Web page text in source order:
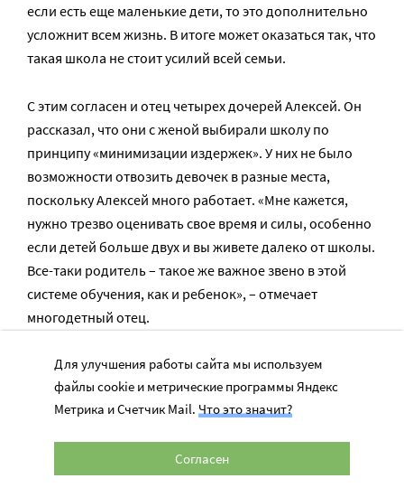
если есть еще маленькие дети, то это дополнительно
усложнит всем жизнь. В итоге может оказаться так, что
такая школа не стоит усилий всей семьи.
С этим согласен и отец четырех дочерей Алексей. Он
рассказал, что они с женой выбирали школу по
принципу «минимизации издержек». У них не было
возможности отвозить девочек в разные места,
поскольку Алексей много работает. «Мне кажется,
нужно трезво оценивать свое время и силы, особенно
если детей больше двух и вы живете далеко от школы.
Все-таки родитель – такое же важное звено в этой
системе обучения, как и ребенок», – отмечает
многодетный отец.
Родителям правда важно оценивать собственные
силы, соглашается Анна Высоцкая. В ситуациях, когда
они очень много работают, можно однозначно
располагает средствами, причем школу полного дня,
Для улучшения работы сайта мы используем
файлы cookie и метрические программы Яндекс
Метрика и Счетчик Mail. Что это значит?
Согласен